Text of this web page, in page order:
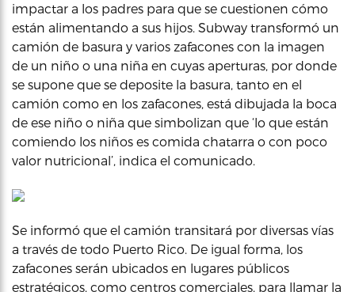
impactar a los padres para que se cuestionen cómo
están alimentando a sus hijos. Subway transformó un
camión de basura y varios zafacones con la imagen
de un niño o una niña en cuyas aperturas, por donde
se supone que se deposite la basura, tanto en el
camión como en los zafacones, está dibujada la boca
de ese niño o niña que simbolizan que ‘lo que están
comiendo los niños es comida chatarra o con poco
valor nutricional’, indica el comunicado.
Se informó que el camión transitará por diversas vías
a través de todo Puerto Rico. De igual forma, los
zafacones serán ubicados en lugares públicos
estratégicos, como centros comerciales, para llamar la